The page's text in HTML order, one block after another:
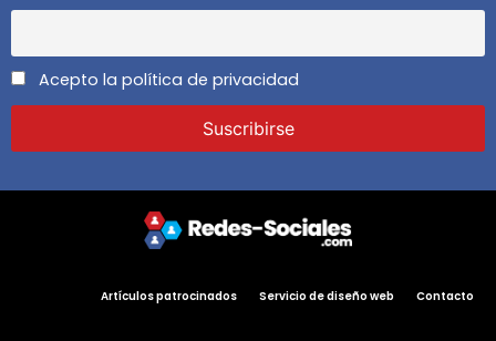
Acepto la política de privacidad
Artículos patrocinados Servicio de diseño web Contacto